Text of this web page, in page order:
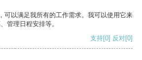
可以满足我所有的工作需求。我可以使用它来
管理日程安排等。
支持[0] 反对[0]